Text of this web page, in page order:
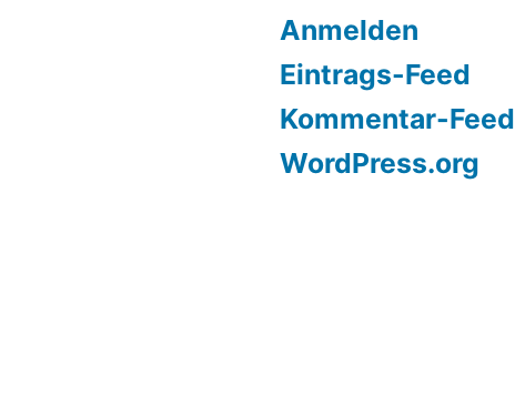
Anmelden
Eintrags-Feed
Kommentar-Feed
WordPress.org